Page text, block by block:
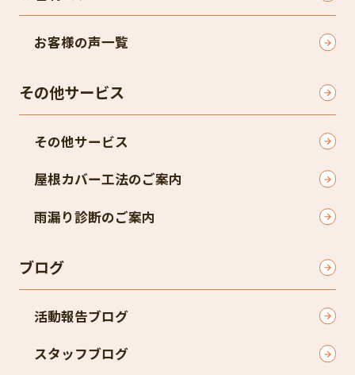
お客様の声一覧
その他サービス
その他サービス
屋根カバー工法のご案内
雨漏り診断のご案内
ブログ
活動報告ブログ
スタッフブログ